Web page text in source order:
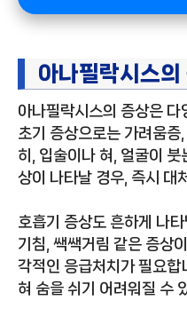
아나필락시스의
아나필락시스의 증상은 다
초기 증상으로는 가려움
히, 입술이나 혀, 얼굴이
상이 나타날 경우, 즉시 대
호흡기 증상도 흔하게 나
기침, 쌕쌕거림 같은 증상
각적인 응급처치가 필요합
혀 숨을 쉬기 어려워질 수